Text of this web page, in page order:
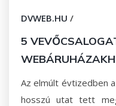
DVWEB.HU /
5
Az elmúlt évtizedben
hosszú utat tett